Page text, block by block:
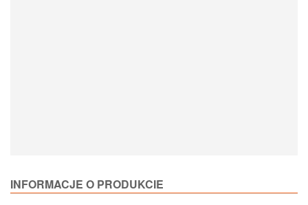
INFORMACJE O PRODUKCIE